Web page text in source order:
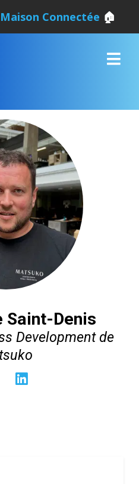
Maison Connectée 🏠
Saint-Denis
Development de